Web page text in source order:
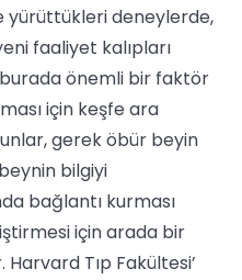
yürüttükleri deneylerde,
faaliyet kalıpları
önemli bir faktör
için keşfe ara
gerek öbür beyin
bilgiyi
bağlantı kurması
için arada bir
Tıp Fakültesi’